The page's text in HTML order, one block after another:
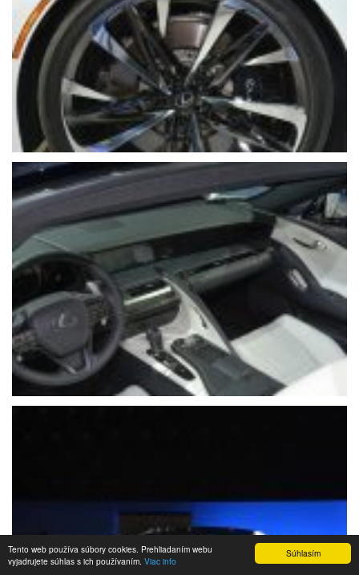
Súhlasím
Tento web používa súbory cookies. Prehliadaním webu
vyjadrujete súhlas s ich používaním. Viac info